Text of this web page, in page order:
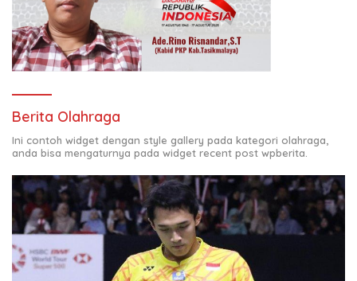
Berita Olahraga
Ini contoh widget dengan style gallery pada kategori olahraga,
anda bisa mengaturnya pada widget recent post wpberita.